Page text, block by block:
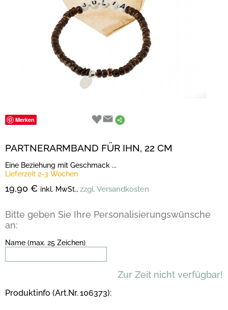
Merken
PARTNERARMBAND FÜR IHN, 22 CM
Eine Beziehung mit Geschmack ...
Lieferzeit 2-3 Wochen
19,90 € inkl. MwSt., zzgl. Versandkosten
Bitte geben Sie Ihre Personalisierungswünsche
an:
Name (max. 25 Zeichen)
Zur Zeit nicht verfügbar!
Produktinfo (Art.Nr. 106373):